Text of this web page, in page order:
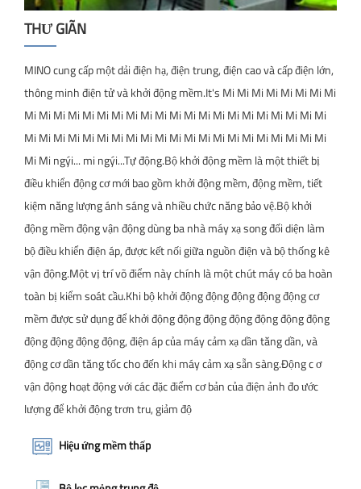
THƯ GIÃN
MINO cung cấp một dải điện hạ, điện trung, điện cao và cấp điện lớn,
thông minh điện tử và khởi động mềm.It's Mi Mi Mi Mi Mi Mi Mi Mi
Mi Mi Mi Mi Mi Mi Mi Mi Mi Mi Mi Mi Mi Mi Mi Mi Mi Mi Mi Mi Mi
Mi Mi Mi Mi Mi Mi Mi Mi Mi Mi Mi Mi Mi Mi Mi Mi Mi Mi Mi Mi Mi
Mi Mi ngýi... mi ngýi...Tự động.Bộ khởi động mềm là một thiết bị
điều khiển động cơ mới bao gồm khởi động mềm, động mềm, tiết
kiệm năng lượng ánh sáng và nhiều chức năng bảo vệ.Bộ khởi
động mềm động vận động dùng ba nhà máy xạ song đối diện làm
bộ điều khiển điện áp, được kết nối giữa nguồn điện và bộ thống kê
vận động.Một vị trí võ điểm này chính là một chút máy có ba hoàn
toàn bị kiểm soát cầu.Khi bộ khởi động động động động động cơ
mềm được sử dụng để khởi động động động động động động động
động động động động, điện áp của máy cảm xạ dần tăng dần, và
động cơ dần tăng tốc cho đến khi máy cảm xạ sẵn sàng.Động c ơ
vận động hoạt động với các đặc điểm cơ bản của điện ảnh đo ước
lượng để khởi động trơn tru, giảm độ
Hiệu ứng mềm thấp